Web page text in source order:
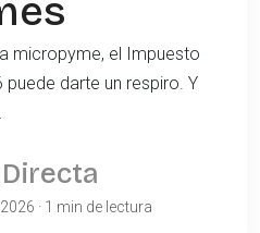
micropyme, el Impuesto
darte un respiro. Y
· 1 min de lectura